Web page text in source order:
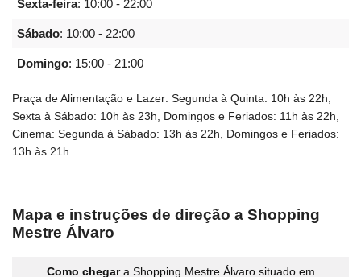
Sexta-feira: 10:00 - 22:00
Sábado: 10:00 - 22:00
Domingo: 15:00 - 21:00
Praça de Alimentação e Lazer: Segunda à Quinta: 10h às 22h,
Sexta à Sábado: 10h às 23h, Domingos e Feriados: 11h às 22h,
Cinema: Segunda à Sábado: 13h às 22h, Domingos e Feriados:
13h às 21h
Mapa e instruções de direção a Shopping
Mestre Álvaro
Como chegara Shopping Mestre Álvaro situado em